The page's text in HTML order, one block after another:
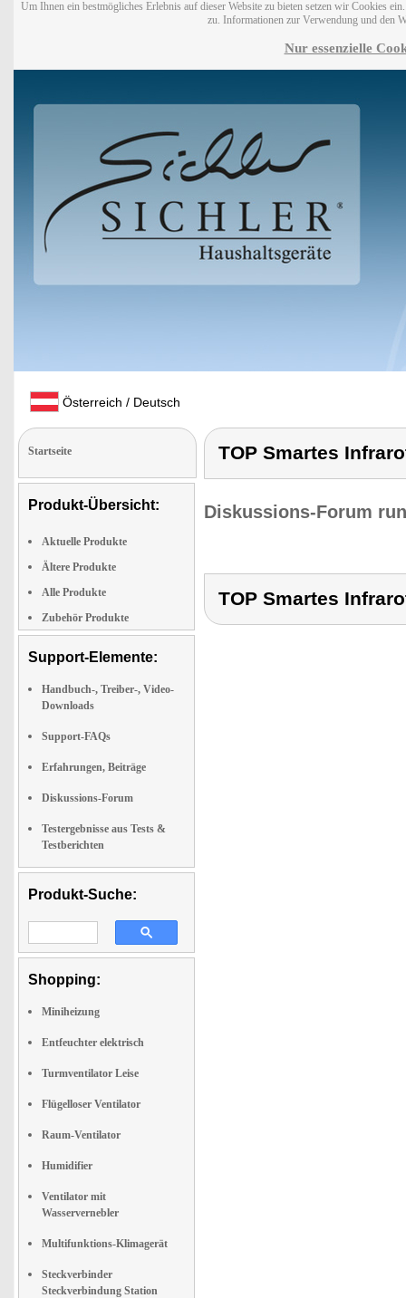
Um Ihnen ein bestmögliches Erlebnis auf dieser Website zu bieten setzen wir Cookies
zu. Informationen zur Verwendung und den
Nur essenzielle
Österreich / Deutsch
Startseite
Produkt-Übersicht:
Aktuelle Produkte
Ältere Produkte
Alle Produkte
Zubehör Produkte
Support-Elemente:
Handbuch-, Treiber-, Video-
Downloads
Support-FAQs
Erfahrungen, Beiträge
Diskussions-Forum
Testergebnisse aus Tests &
Testberichten
Produkt-Suche:
Shopping:
Miniheizung
Entfeuchter elektrisch
Turmventilator Leise
Flügelloser Ventilator
Raum-Ventilator
Humidifier
Ventilator mit
Wasservernebler
Multifunktions-Klimagerät
Steckverbinder
Steckverbindung Station
TOP Smartes
Diskussions-Forum
TOP Smartes